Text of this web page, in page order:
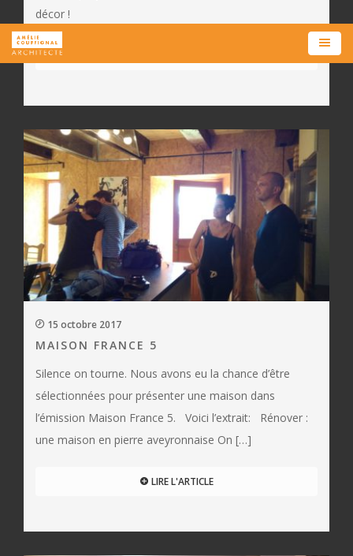
décor !
15 octobre 2017
MAISON FRANCE 5
Silence on tourne. Nous avons eu la chance d’être
sélectionnées pour présenter une maison dans
l’émission Maison France 5. Voici l’extrait: Rénover :
une maison en pierre aveyronnaise On […]
LIRE L'ARTICLE